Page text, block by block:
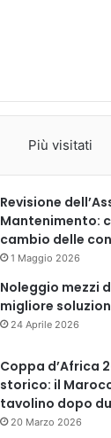
Più visitati
Revisione
Mantenimento:
cambio delle
1 Maggio 2026
Noleggio mezzi
migliore
24 Aprile 2026
Coppa d’Africa
storico: il
tavolino dopo
20 Marzo 2026